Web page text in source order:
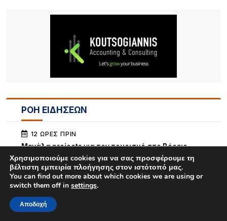
ΡΟΗ ΕΙΔΗΣΕΩΝ
12 ΏΡΕΣ ΠΡΙΝ
Μεγάλα projects για τον τουρισμό στο Βόρειο
Αιγαίο: Νέες ξενοδοχειακές επενδύσεις σε Λήμνο,
Λέσβο και Σάμο, από πολυτελή resorts μέχρι
διεθνή brands φιλοξενίας
15 ΏΡΕΣ ΠΡΙΝ
Κορυφώνεται το κύμα αφίξεων στη Λήμνο –
Χρησιμοποιούμε cookies για να σας προσφέρουμε τη
βέλτιστη εμπειρία πλοήγησης στον ιστότοπό μας.
You can find out more about which cookies we are using or
switch them off in settings.
Αποδοχή